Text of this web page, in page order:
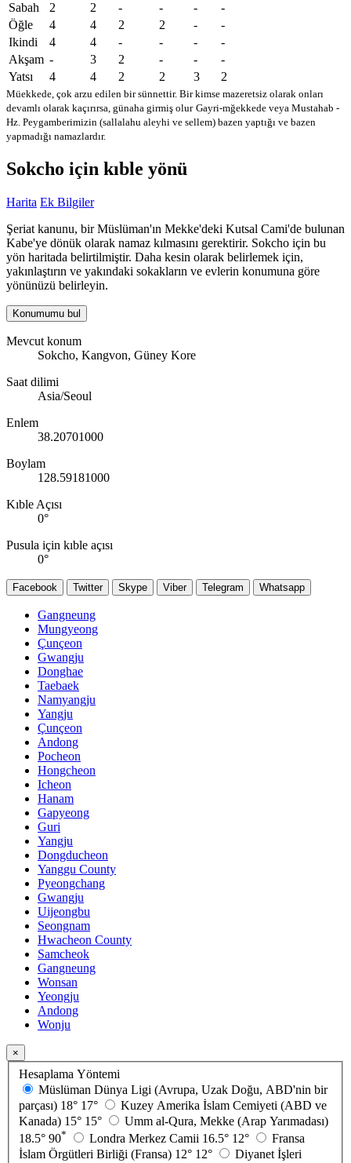
Sabah
2 2 - - -
-
Öğle
4 4 2 2 -
-
Ikindi
4 4 - - -
-
Akşam - 3 2 - -
-
Yatsı
4 4 2 2 3 2
Müekkede, çok arzu edilen bir sünnettir. Bir kimse mazeretsiz olarak onları
devamlı olarak kaçırırsa, günaha girmiş olur Gayri-mğekkede veya Mustahab -
Hz. Peygamberimizin (sallalahu aleyhi ve sellem) bazen yaptığı ve bazen
yapmadığı namazlardır.
Sokcho için kıble yönü
Harita Ek Bilgiler
Şeriat kanunu, bir Müslüman'ın Mekke'deki Kutsal Cami'de bulunan
Kabe'ye dönük olarak namaz kılmasını gerektirir. Sokcho için bu
yön haritada belirtilmiştir. Daha kesin olarak belirlemek için,
yakınlaştırın ve yakındaki sokakların ve evlerin konumuna göre
yönünüzü belirleyin.
Konumumu bul
Mevcut konum
Sokcho, Kangvon, Güney Kore
Saat dilimi
Asia/Seoul
Enlem
38.20701000
Boylam
128.59181000
Kıble Açısı
0°
Pusula için kıble açısı
0°
Facebook Twitter Skype Viber Telegram Whatsapp
Gangneung
Mungyeong
Çunçeon
Gwangju
Donghae
Taebaek
Namyangju
Yangju
Çunçeon
Andong
Pocheon
Hongcheon
Icheon
Hanam
Gapyeong
Guri
Yangju
Dongducheon
Yanggu County
Pyeongchang
Gwangju
Uijeongbu
Seongnam
Hwacheon County
Samcheok
Gangneung
Wonsan
Yeongju
Andong
Wonju
×
Hesaplama Yöntemi
Müslüman Dünya Ligi (Avrupa, Uzak Doğu, ABD'nin bir
parçası) 18° 17°
Kuzey Amerika İslam Cemiyeti (ABD ve
Kanada) 15° 15°
Umm al-Qura, Mekke (Arap Yarımadası)
18.5° 90* Londra Merkez Camii 16.5° 12°
Fransa
İslam Örgütleri Birliği (Fransa) 12° 12°
Diyanet İşleri